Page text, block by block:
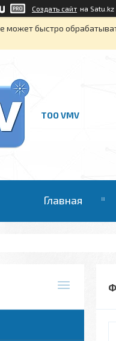
Создать сайт на Satu.kz
может быстро
ТОО VMV
Главная